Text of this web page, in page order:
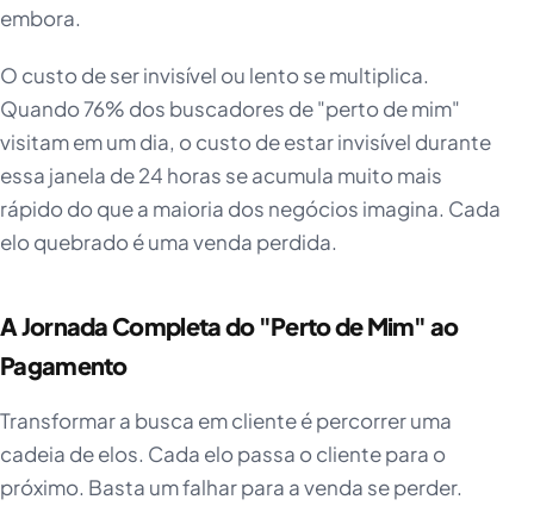
embora.
O custo de ser invisível ou lento se multiplica.
Quando 76% dos buscadores de "perto de mim"
visitam em um dia, o custo de estar invisível durante
essa janela de 24 horas se acumula muito mais
rápido do que a maioria dos negócios imagina. Cada
elo quebrado é uma venda perdida.
A Jornada Completa do "Perto de Mim" ao
Pagamento
Transformar a busca em cliente é percorrer uma
cadeia de elos. Cada elo passa o cliente para o
próximo. Basta um falhar para a venda se perder.